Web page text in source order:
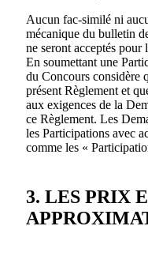
Aucun fac-similé ni
mécanique du bulletin
ne seront acceptés pour
En soumettant une
du Concours considère
présent Règlement et
aux exigences de la
ce Règlement. Les
les Participations avec
comme les «
3. LES PRIX